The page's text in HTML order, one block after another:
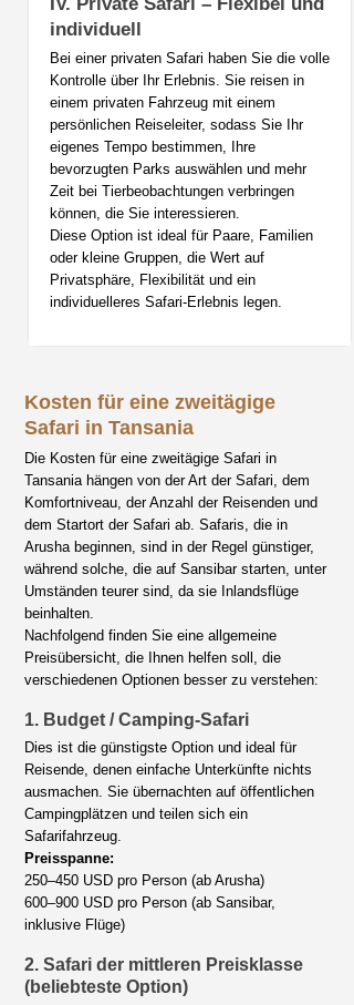
individuell
Bei einer privaten Safari haben Sie die volle
Kontrolle über Ihr Erlebnis. Sie reisen in
einem privaten Fahrzeug mit einem
persönlichen Reiseleiter, sodass Sie Ihr
eigenes Tempo bestimmen, Ihre
bevorzugten Parks auswählen und mehr
Zeit bei Tierbeobachtungen verbringen
können, die Sie interessieren.
Diese Option ist ideal für Paare, Familien
oder kleine Gruppen, die Wert auf
Privatsphäre, Flexibilität und ein
individuelleres Safari-Erlebnis legen.
Kosten für eine zweitägige
Safari in Tansania
Die Kosten für eine zweitägige Safari in
Tansania hängen von der Art der Safari, dem
Komfortniveau, der Anzahl der Reisenden und
dem Startort der Safari ab. Safaris, die in
Arusha beginnen, sind in der Regel günstiger,
während solche, die auf Sansibar starten, unter
Umständen teurer sind, da sie Inlandsflüge
beinhalten.
Nachfolgend finden Sie eine allgemeine
Preisübersicht, die Ihnen helfen soll, die
verschiedenen Optionen besser zu verstehen:
1. Budget / Camping-Safari
Dies ist die günstigste Option und ideal für
Reisende, denen einfache Unterkünfte nichts
ausmachen. Sie übernachten auf öffentlichen
Campingplätzen und teilen sich ein
Safarifahrzeug.
Preisspanne:
250–450 USD pro Person (ab Arusha)
600–900 USD pro Person (ab Sansibar,
inklusive Flüge)
2. Safari der mittleren Preisklasse
(beliebteste Option)